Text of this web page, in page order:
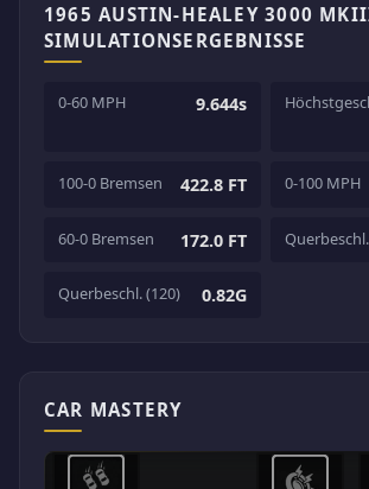
1965 AUSTIN-HEALEY 3000
SIMULATIONSERGEBNISSE
0-60 MPH 9.644s
100-0 Bremsen 422.8 FT 0-100 MPH
60-0 Bremsen 172.0 FT
Querbeschl. (120) 0.82G
CAR MASTERY